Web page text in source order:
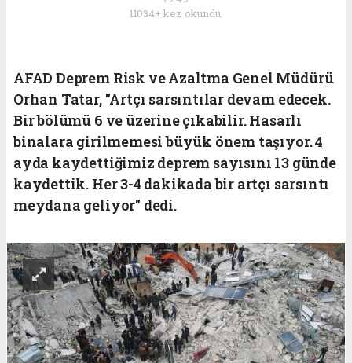
11034+ kez okundu.
AFAD Deprem Risk ve Azaltma Genel Müdürü
Orhan Tatar, "Artçı sarsıntılar devam edecek.
Bir bölümü 6 ve üzerine çıkabilir. Hasarlı
binalara girilmemesi büyük önem taşıyor. 4
ayda kaydettiğimiz deprem sayısını 13 günde
kaydettik. Her 3-4 dakikada bir artçı sarsıntı
meydana geliyor" dedi.